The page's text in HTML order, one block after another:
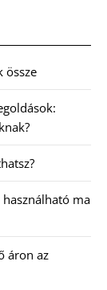
össze
ma
áron az